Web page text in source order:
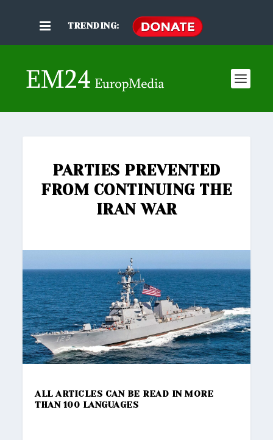
TRENDING:
PARTIES PREVENTED
FROM CONTINUING THE
IRAN WAR
ALL ARTICLES CAN BE READ IN MORE
THAN 100 LANGUAGES